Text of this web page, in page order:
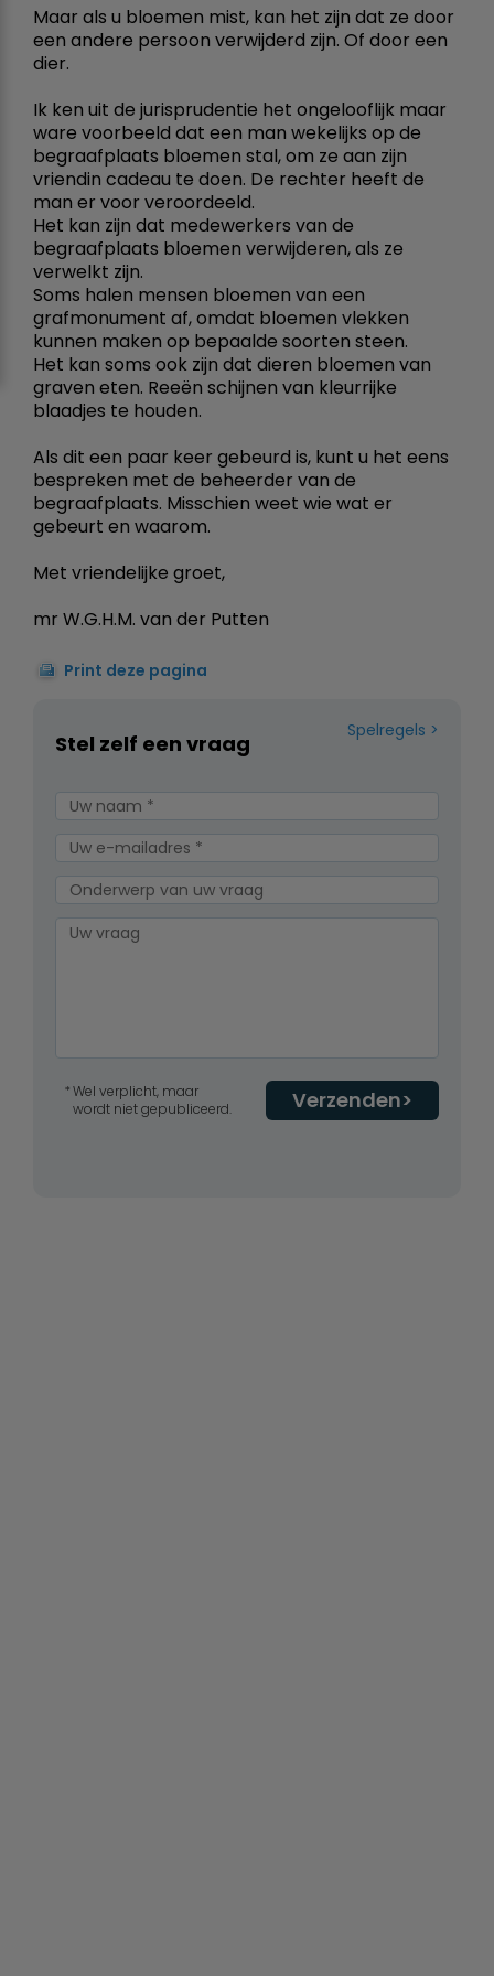
Maar als u bloemen mist, kan het zijn dat ze door
een andere persoon verwijderd zijn. Of door een
dier.
Ik ken uit de jurisprudentie het ongelooflijk maar
ware voorbeeld dat een man wekelijks op de
begraafplaats bloemen stal, om ze aan zijn
vriendin cadeau te doen. De rechter heeft de
man er voor veroordeeld.
Het kan zijn dat medewerkers van de
begraafplaats bloemen verwijderen, als ze
verwelkt zijn.
Soms halen mensen bloemen van een
grafmonument af, omdat bloemen vlekken
kunnen maken op bepaalde soorten steen.
Het kan soms ook zijn dat dieren bloemen van
graven eten. Reeën schijnen van kleurrijke
blaadjes te houden.
Als dit een paar keer gebeurd is, kunt u het eens
bespreken met de beheerder van de
begraafplaats. Misschien weet wie wat er
gebeurt en waarom.
Met vriendelijke groet,
mr W.G.H.M. van der Putten
Print deze pagina
Spelregels
Stel zelf een vraag
Verzenden
Wel verplicht, maar
wordt niet gepubliceerd.